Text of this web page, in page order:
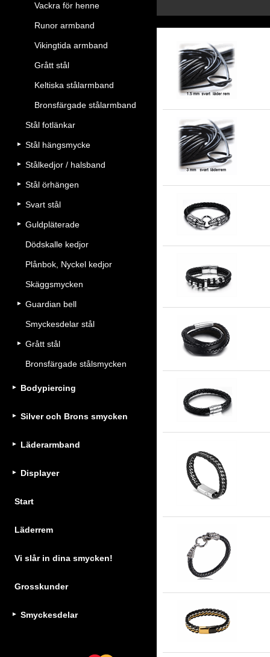
Vackra för henne
Runor armband
Vikingtida armband
Grått stål
Keltiska stålarmband
Bronsfärgade stålarmband
Stål fotlänkar
Stål hängsmycke
Stålkedjor / halsband
Stål örhängen
Svart stål
Guldpläterade
Dödskalle kedjor
Plånbok, Nyckel kedjor
Skäggsmycken
Guardian bell
Smyckesdelar stål
Grått stål
Bronsfärgade stålsmycken
Bodypiercing
Silver och Brons smycken
Läderarmband
Displayer
Start
Läderrem
Vi slår in dina smycken!
Grosskunder
Smyckesdelar